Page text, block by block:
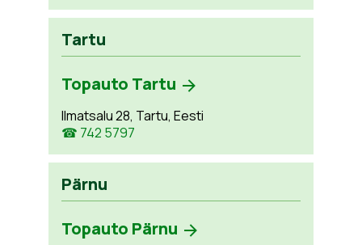
Tartu
Topauto Tartu
Ilmatsalu 28, Tartu, Eesti
☎ 742 5797
Pärnu
Topauto Pärnu